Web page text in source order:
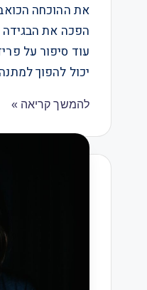
את ההוכחה
הפכה את
עוד סיפור על
יכול להפוך
להמשך קריאה »